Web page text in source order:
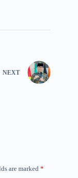
NEXT
are marked *